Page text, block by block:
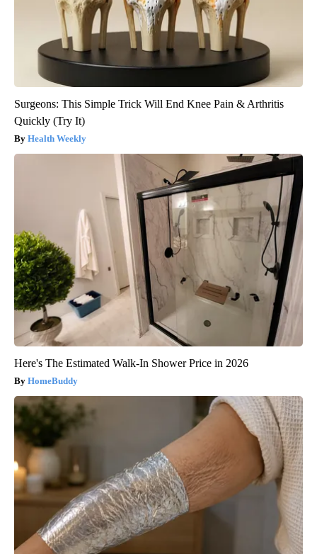
Surgeons: This Simple Trick Will End Knee Pain & Arthritis
Quickly (Try It)
Health Weekly
Here's The Estimated Walk-In Shower Price in 2026
HomeBuddy